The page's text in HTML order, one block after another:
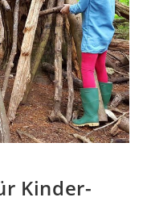
Kinder-